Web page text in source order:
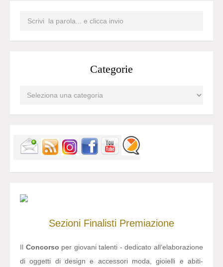
Categorie
Sezioni Finalisti Premiazione
Il Concorso per giovani talenti - dedicato all’elaborazione
di oggetti di design e accessori moda, gioielli e abiti-